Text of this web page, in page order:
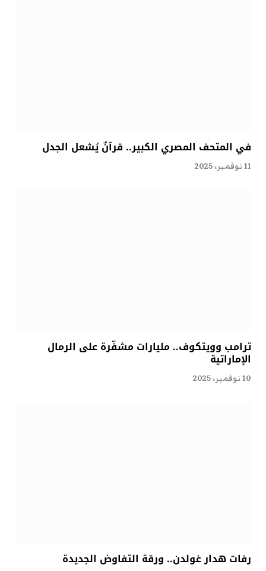
في المتحف المصري الكبير.. قرآنٌ يُشعل الجدل
11 نوفمبر، 2025
ترامب وويتكوف.. مليارات مشفّرة على الرمال
الإماراتية
10 نوفمبر، 2025
رفات هدار غولدن.. ورقة التفاوض الجديدة